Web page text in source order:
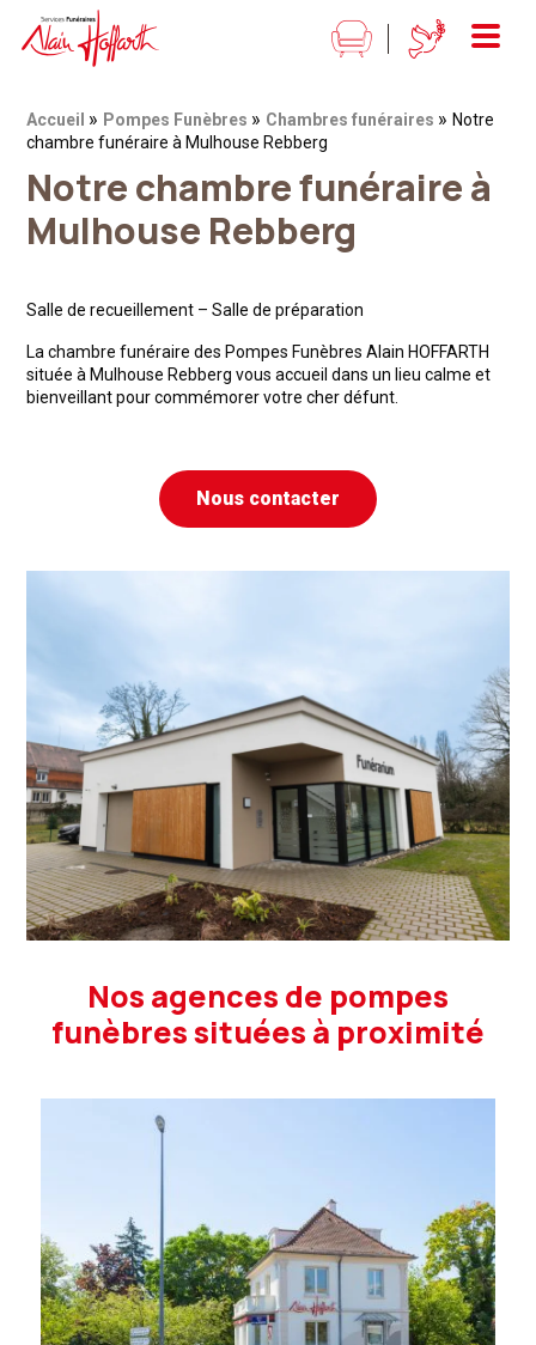
Alain Hoffarth Services funéraires
Menu
Fil d'Ariane :
Accueil » Pompes Funèbres » Chambres funéraires » Notre
chambre funéraire à Mulhouse Rebberg
Notre chambre funéraire à
Mulhouse Rebberg
Salle de recueillement – Salle de préparation
La chambre funéraire des Pompes Funèbres Alain HOFFARTH
située à Mulhouse Rebberg vous accueil dans un lieu calme et
bienveillant pour commémorer votre cher défunt.
Nous contacter
Nos agences de pompes
funèbres situées à proximité